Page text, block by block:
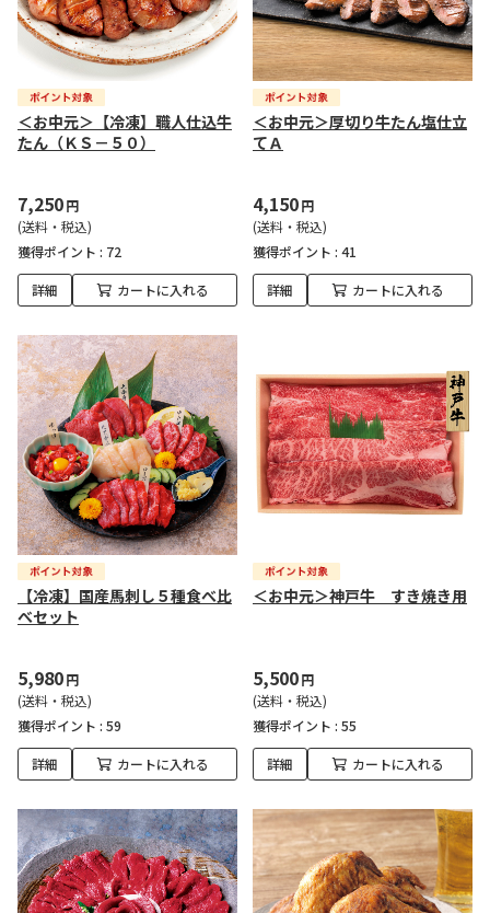
＜お中元＞【冷凍】職人仕込牛
たん（ＫＳ－５０）
7,250円
(送料・税込)
獲得ポイント : 72
詳細 カートに入れる
＜お中元＞厚切り牛たん塩仕立
てＡ
4,150円
(送料・税込)
獲得ポイント : 41
詳細 カートに入れる
【冷凍】国産馬刺し５種食べ比
べセット
5,980円
(送料・税込)
獲得ポイント : 59
詳細 カートに入れる
＜お中元＞神戸牛 すき焼き用
5,500円
(送料・税込)
獲得ポイント : 55
詳細 カートに入れる